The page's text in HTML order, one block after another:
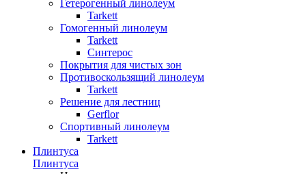
Гетерогенный линолеум
Tarkett
Гомогенный линолеум
Tarkett
Синтерос
Покрытия для чистых зон
Противоскользящий линолеум
Tarkett
Решение для лестниц
Gerflor
Спортивный линолеум
Tarkett
Плинтуса
Плинтуса